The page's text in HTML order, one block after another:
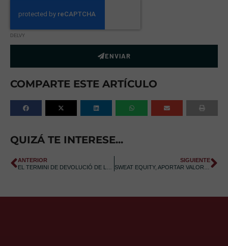
DELVY
ENVIAR
COMPARTE ESTE ARTÍCULO
QUIZÁ TE INTERESE...
ANTERIOR
EL TERMINI DE DEVOLUCIÓ DE LES COMPRES PER INTERNET
SIGUIENTE
SWEAT EQUITY, APORTAR VALOR A UNA STARTUP